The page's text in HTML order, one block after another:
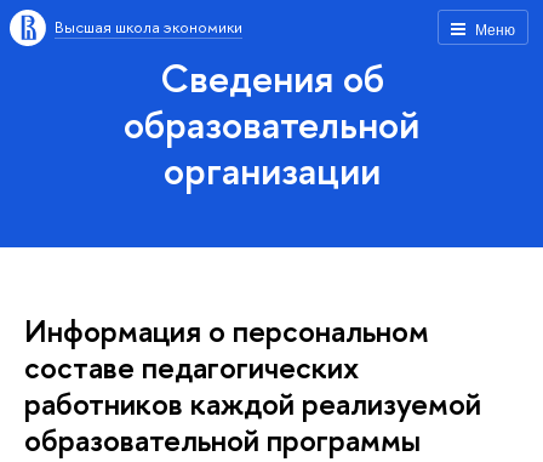
Меню
Высшая школа экономики
Сведения об
образовательной
организации
Информация о персональном
составе педагогических
работников каждой реализуемой
образовательной программы